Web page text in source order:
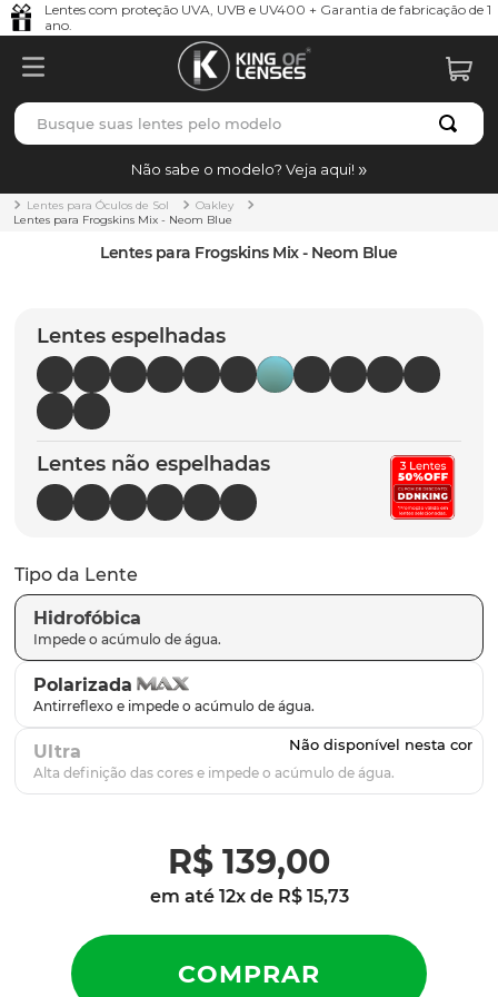
Lentes com proteção UVA, UVB e UV400 + Garantia de fabricação de 1
ano.
Busque suas lentes pelo modelo
Não sabe o modelo? Veja aqui!
Lentes para Óculos de Sol
Oakley
Lentes para Frogskins Mix - Neom Blue
Lentes para Frogskins Mix - Neom Blue
Lentes espelhadas
Lentes não espelhadas
Tipo da Lente
Hidrofóbica
Polarizada
Ultra
R$ 139,00
em até 12x de R$ 15,73
TERMOS MAIS BUSCADOS
1º borrachas
holbrook
5º chaves
6º t-shock
7º gasket
8º parafusos
9º latch